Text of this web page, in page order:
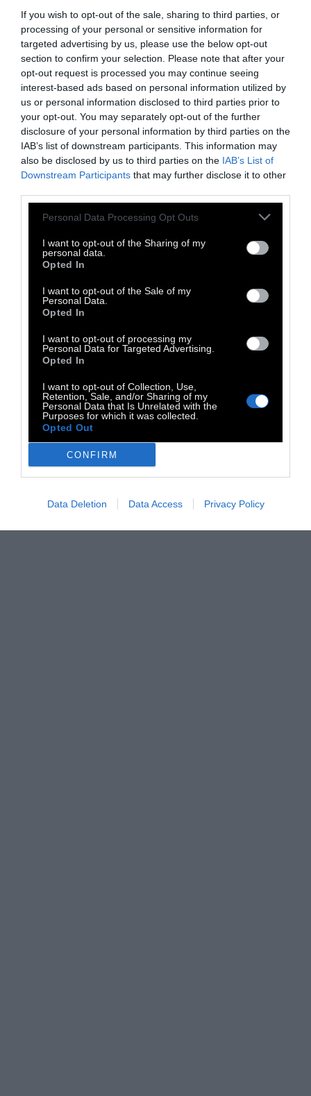
If you wish to opt-out of the sale, sharing to third parties, or
processing of your personal or sensitive information for
targeted advertising by us, please use the below opt-out
section to confirm your selection. Please note that after your
opt-out request is processed you may continue seeing
interest-based ads based on personal information utilized by
us or personal information disclosed to third parties prior to
your opt-out. You may separately opt-out of the further
disclosure of your personal information by third parties on the
IAB’s list of downstream participants. This information may
also be disclosed by us to third parties on the IAB’s List of
Downstream Participants that may further disclose it to other
Personal Data Processing Opt Outs
I want to opt-out of the Sharing of my
personal data.
Opted In
I want to opt-out of the Sale of my
Personal Data.
Opted In
I want to opt-out of processing my
Personal Data for Targeted Advertising.
Opted In
I want to opt-out of Collection, Use,
Retention, Sale, and/or Sharing of my
Personal Data that Is Unrelated with the
Purposes for which it was collected.
Opted Out
CONFIRM
Data Deletion Data Access Privacy Policy
Τόνιζα ότι τα υποτιθέμενα μέτρα
προστασίας της δημόσιας υγείας, ήταν στην
ουσία μέτρα δημόσιας τάξης και
επιχειρήσεις ψυχολογικού πολέμου (Psy-
Ops) που συντελούσαν στηνπροληπτική
καταστολήτης κοινωνίας και την
ελεγχόμενη κατεδάφισητης οικονομίας,
προκειμένου να χτιστούν ξανά καλύτερα
(build back better) με όρους 4ης
Βιομηχανικής Επανάστασης.
Επισήμαινα ιδιαίτερα τον καθοριστικό ρόλο
που θα παίξουν τα Ψηφιακά Νομίσματα
Κεντρικών Τραπεζών (CBDC) και το
Καθολικό Βασικό Εισόδημα (UBI)
στην
ανοικοδόμηση μιας κοινωνίας χωρίς
δημοκρατία, χωρίς ιδιοκτησία και χωρίς
ιδιωτικότητα. Μια ανάκαμψη που θα μας
παρουσιαζόταν σαν σωτηρία μετά τον
χαλασμό που θα επέφερε η πανδημία και η
νέα παγκόσμια οικονομική κρίση, που
βλέπουμε τώρα να ξεδιπλώνεται, αλλά έχει
τις ρίζες της στην ουσία πίσω στο
Σεπτέμβρη του 2019, στην κατάρρευση του
ποσοτική χαλάρωση που έκανε το Fed.